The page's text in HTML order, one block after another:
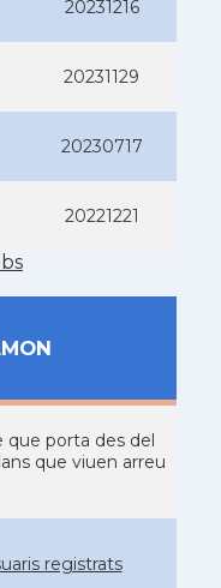
20231216
20231129
20230717
20221221
que porta des del
que viuen arreu
registrats